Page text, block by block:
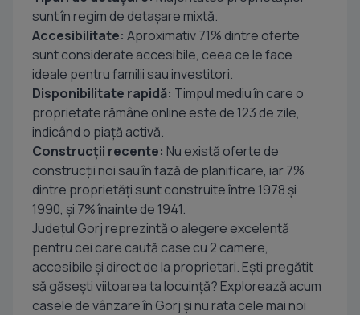
sunt în regim de detașare mixtă.
Accesibilitate: Aproximativ 71% dintre oferte
sunt considerate accesibile, ceea ce le face
ideale pentru familii sau investitori.
Disponibilitate rapidă: Timpul mediu în care o
proprietate rămâne online este de 123 de zile,
indicând o piață activă.
Construcții recente: Nu există oferte de
construcții noi sau în fază de planificare, iar 7%
dintre proprietăți sunt construite între 1978 și
1990, și 7% înainte de 1941.
Județul Gorj reprezintă o alegere excelentă
pentru cei care caută case cu 2 camere,
accesibile și direct de la proprietari. Ești pregătit
să găsești viitoarea ta locuință? Explorează acum
casele de vânzare în Gorj și nu rata cele mai noi